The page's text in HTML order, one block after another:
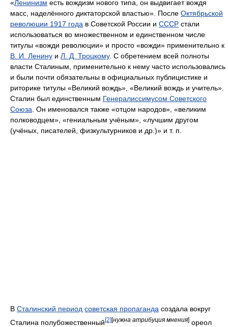
«Ленинизм есть вождизм нового типа, он выдвигает вождя
масс, наделённого диктаторской властью». После Октябрьской
революции 1917 года в Советской России и СССР стали
использоваться во множественном и единственном числе
титулы «вожди революции» и просто «вожди» применительно к
В. И. Ленину и Л. Д. Троцкому. С обретением всей полноты
власти Сталиным, применительно к нему часто использовались
и были почти обязательны в официальных публицистике и
риторике титулы «Великий вождь», «Великий вождь и учитель».
Сталин был единственным Генералиссимусом Советского
Союза . Он именовался также «отцом народов», «великим
полководцем», «гениальным учёным», «лучшим другом
(учёных, писателей, физкультурников и др.)» и т. п.
В Сталинский период советская пропаганда создала вокруг
Сталина полубожественный[2][нужна атрибуция мнения] ореол